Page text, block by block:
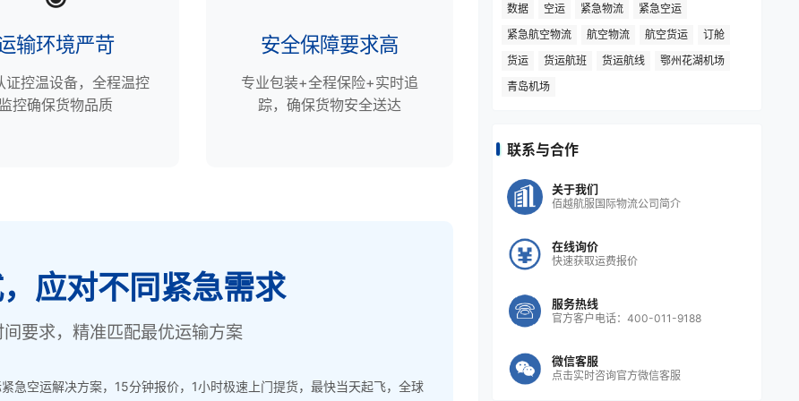
输环境严苛
证控温设备，全程温控
监控确保货物品质
安全保障要求高
专业包装+全程保险+实时追
踪，确保货物安全送达
应对不同紧急需求
要求，精准匹配最优运输方案
急空运解决方案，15分钟报价，1小时极速上门提货，最快当天起飞，全球
数据 空运 紧急物流
紧急空运
紧急航空物流
航空物流 航空货运
订舱
货运
货运航班 货运航线
鄂州花湖机场
青岛机场
联系与合作
关于我们
佰越航服国际物流公司简介
在线询价
快速获取运费报价
服务热线
官方客户电话：400-011-9188
微信客服
点击实时咨询官方微信客服